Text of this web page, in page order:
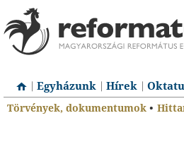
Egyházunk Hírek
Törvények, dokumentumok •